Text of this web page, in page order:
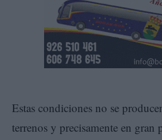
Estas condiciones no se
terrenos y precisamente en gran